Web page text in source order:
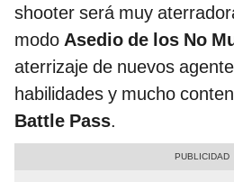
shooter será muy
modo Asedio de los No
aterrizaje de nuevos
habilidades y mucho
Battle Pass.